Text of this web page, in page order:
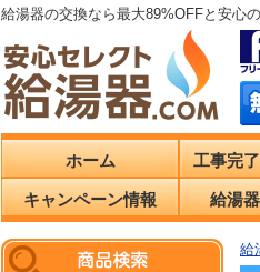
給湯器の交換なら最大89%OFFと安心
ホーム 工事完
キャンペーン情報 給湯
給